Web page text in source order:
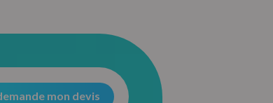
mon devis